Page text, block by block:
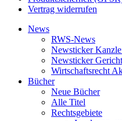
Vertrag widerrufen
News
RWS-News
Newsticker
Newsticker
Wirtschaftsrecht
Bücher
Neue Bücher
Alle Titel
Rechtsgebiete